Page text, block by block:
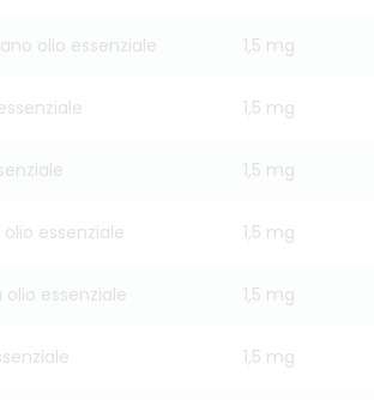
olio essenziale 1,5 mg
1,5 mg
1,5 mg
essenziale 1,5 mg
essenziale 1,5 mg
1,5 mg